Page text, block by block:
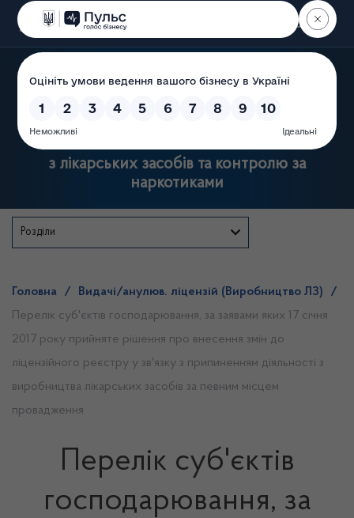
Пошук
Державна служба України
з лікарських засобів та контролю за
наркотиками
Розділи
Головна / Видачі/анулюв. ліцензій (Виробництво ЛЗ)
/
Перелік суб'єктів господарювання, за заявами яких 17 січня
2017 року прийняте рішення про внесення змін до
ліцензійного реєстру у зв'язку з припиненням діяльності з
виробництва лікарських засобів за певним місцем
провадження
Перелік суб'єктів
господарювання, за